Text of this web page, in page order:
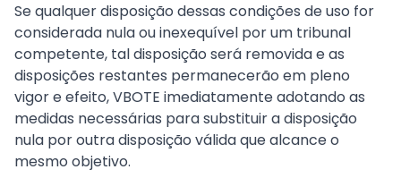
Se qualquer disposição dessas condições de uso for
considerada nula ou inexequível por um tribunal
competente, tal disposição será removida e as
disposições restantes permanecerão em pleno
vigor e efeito, VBOTE imediatamente adotando as
medidas necessárias para substituir a disposição
nula por outra disposição válida que alcance o
mesmo objetivo.